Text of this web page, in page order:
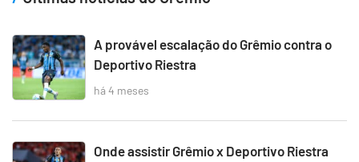
A provável escalação do Grêmio contra o
Deportivo Riestra
há 4 meses
Onde assistir Grêmio x Deportivo Riestra